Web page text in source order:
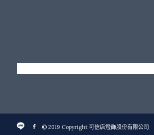
© 2019 Copyright 可信店燈飾股份有限公司